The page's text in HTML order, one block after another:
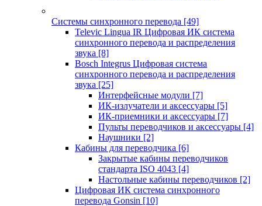
Системы синхронного перевода [49]
Televic Lingua IR Цифровая ИК система
синхронного перевода и распределения
звука [8]
Bosch Integrus Цифровая система
синхронного перевода и распределения
звука [25]
Интерфейсные модули [7]
ИК-излучатели и аксессуары [5]
ИК-приемники и аксессуары [7]
Пульты переводчиков и аксессуары [4]
Наушники [2]
Кабины для переводчика [6]
Закрытые кабины переводчиков
стандарта ISO 4043 [4]
Настольные кабины переводчиков [2]
Цифровая ИК система синхронного
перевода Gonsin [10]